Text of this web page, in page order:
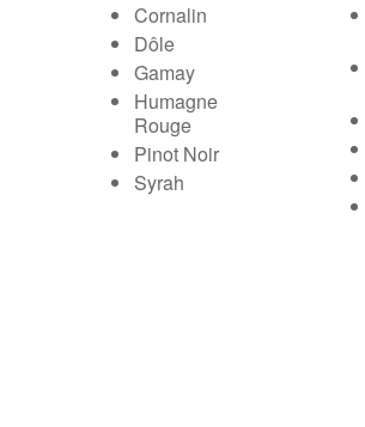
Cornalin
Dôle
Gamay
Humagne
Rouge
Pinot Noir
Syrah